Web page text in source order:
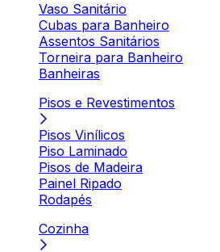
Vaso Sanitário
Cubas para Banheiro
Assentos Sanitários
Torneira para Banheiro
Banheiras
Pisos e Revestimentos
Pisos Vinílicos
Piso Laminado
Pisos de Madeira
Painel Ripado
Rodapés
Cozinha